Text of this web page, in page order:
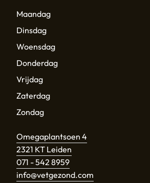
Maandag
Dinsdag
Woensdag
Donderdag
Vrijdag
Zaterdag
Zondag
Omegaplantsoen 4
2321 KT Leiden
071 - 542 8959
info@vetgezond.com